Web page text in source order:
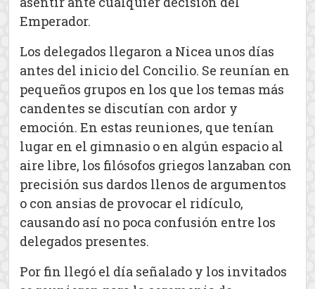
Emperador.
Los delegados llegaron a Nicea unos días
antes del inicio del Concilio. Se reunían en
pequeños grupos en los que los temas más
candentes se discutían con ardor y
emoción. En estas reuniones, que tenían
lugar en el gimnasio o en algún espacio al
aire libre, los filósofos griegos lanzaban con
precisión sus dardos llenos de argumentos
o con ansias de provocar el ridículo,
causando así no poca confusión entre los
delegados presentes.
Por fin llegó el día señalado y los invitados